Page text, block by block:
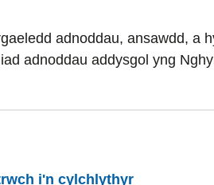
adnoddau, ansawdd, a
adnoddau addysgol yng
i'n cylchlythyr